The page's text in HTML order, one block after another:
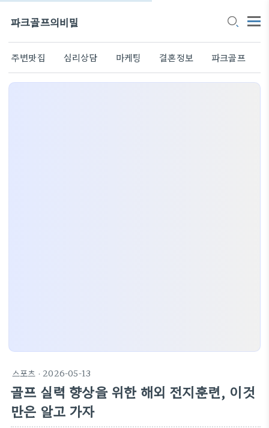
파크골프의비밀
주변맛집 심리상담 마케팅 결혼정보 파크골프
스포츠 · 2026-05-13
골프 실력 향상을 위한 해외 전지훈련, 이것
만은 알고 가자